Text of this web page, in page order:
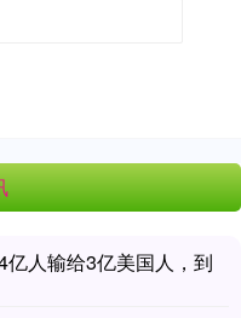
人输给3亿美国人，到